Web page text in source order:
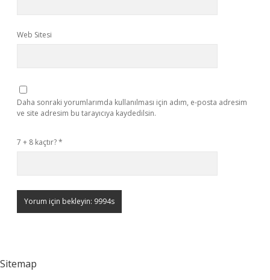
Web Sitesi
Daha sonraki yorumlarımda kullanılması için adım, e-posta adresim
ve site adresim bu tarayıcıya kaydedilsin.
7 + 8 kaçtır?*
Sitemap